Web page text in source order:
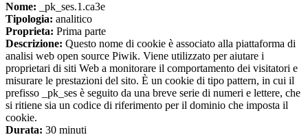
Nome: _pk_ses.1.ca3e
Tipologia: analitico
Proprieta: Prima parte
Descrizione: Questo nome di cookie è associato alla piattaforma di
analisi web open source Piwik. Viene utilizzato per aiutare i
proprietari di siti Web a monitorare il comportamento dei visitatori e
misurare le prestazioni del sito. È un cookie di tipo pattern, in cui il
prefisso _pk_ses è seguito da una breve serie di numeri e lettere, che
si ritiene sia un codice di riferimento per il dominio che imposta il
cookie.
Durata: 30 minuti